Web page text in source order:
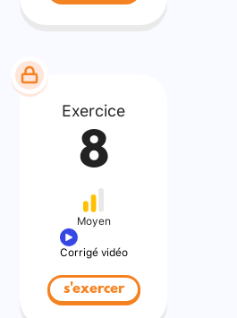
Exercice
8
Moyen
Corrigé vidéo
s'exercer